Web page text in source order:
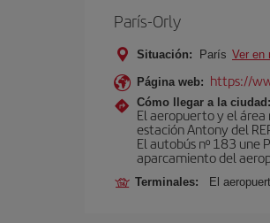
París-Orly
Situación: París Ver en
Página web: https://
Cómo llegar a la ciudad:
El aeropuerto y el
estación Antony del
El autobús nº 183 une
aparcamiento del
Terminales: El